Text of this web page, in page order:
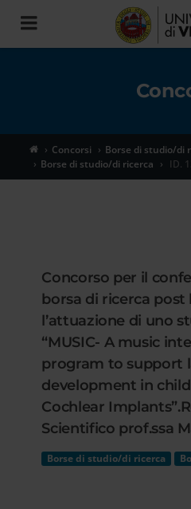
Toggle
navigation
Concorsi
Borse di studio/di
Borse di studio/di ricerca
ID.
Concorso per il
borsa di ricerca
l’attuazione di uno
“MUSIC- A music
program to support
development in
Cochlear
Scientifico prof.ssa
Borse di studio/di ricerca